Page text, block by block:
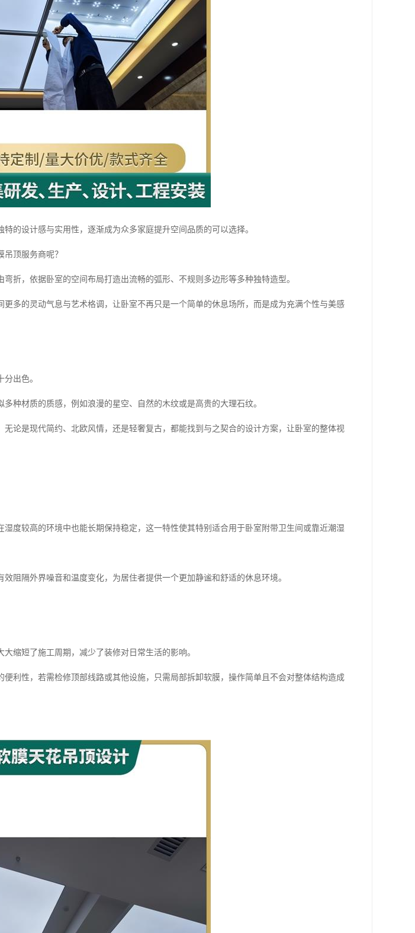
的设计感与实用性，逐渐成为众多家庭提升空间品质的可以选择。
顶服务商呢？
折，依据卧室的空间布局打造出流畅的弧形、不规则多边形等多种独特造型。
多的灵动气息与艺术格调，让卧室不再只是一个简单的休息场所，而是成为充满个性与美感
出色。
种材质的质感，例如浪漫的星空、自然的木纹或是高贵的大理石纹。
论是现代简约、北欧风情，还是轻奢复古，都能找到与之契合的设计方案，让卧室的整体视
度较高的环境中也能长期保持稳定，这一特性使其特别适合用于卧室附带卫生间或靠近潮湿
阻隔外界噪音和温度变化，为居住者提供一个更加静谧和舒适的休息环境。
缩短了施工周期，减少了装修对日常生活的影响。
利性，若需检修顶部线路或其他设施，只需局部拆卸软膜，操作简单且不会对整体结构造成